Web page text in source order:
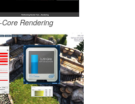
Core Rendering